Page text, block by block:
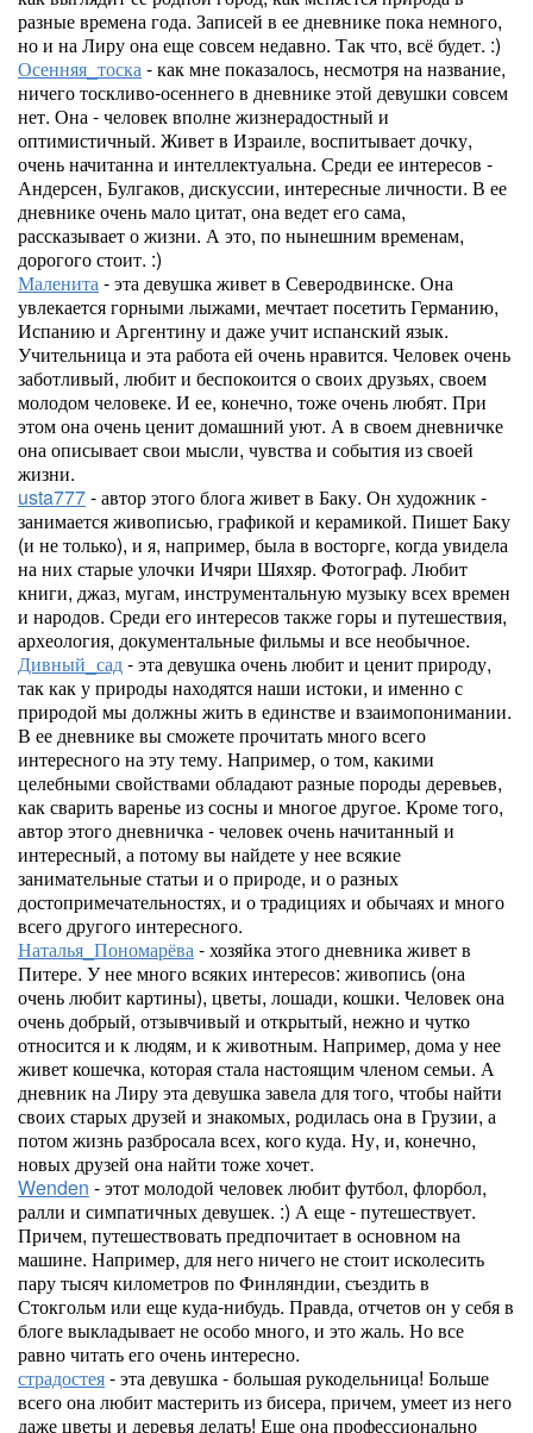
разные времена года. Записей в ее дневнике пока немного,
но и на Лиру она еще совсем недавно. Так что, всё будет. :)
Осенняя_тоска- как мне показалось, несмотря на название,
ничего тоскливо-осеннего в дневнике этой девушки совсем
нет. Она - человек вполне жизнерадостный и
оптимистичный. Живет в Израиле, воспитывает дочку,
очень начитанна и интеллектуальна. Среди ее интересов -
Андерсен, Булгаков, дискуссии, интересные личности. В ее
дневнике очень мало цитат, она ведет его сама,
рассказывает о жизни. А это, по нынешним временам,
дорогого стоит. :)
Маленита- эта девушка живет в Северодвинске. Она
увлекается горными лыжами, мечтает посетить Германию,
Испанию и Аргентину и даже учит испанский язык.
Учительница и эта работа ей очень нравится. Человек очень
заботливый, любит и беспокоится о своих друзьях, своем
молодом человеке. И ее, конечно, тоже очень любят. При
этом она очень ценит домашний уют. А в своем дневничке
она описывает свои мысли, чувства и события из своей
жизни.
usta777- автор этого блога живет в Баку. Он художник -
занимается живописью, графикой и керамикой. Пишет Баку
(и не только), и я, например, была в восторге, когда увидела
на них старые улочки Ичяри Шяхяр. Фотограф. Любит
книги, джаз, мугам, инструментальную музыку всех времен
и народов. Среди его интересов также горы и путешествия,
археология, документальные фильмы и все необычное.
Дивный_сад- эта девушка очень любит и ценит природу,
так как у природы находятся наши истоки, и именно с
природой мы должны жить в единстве и взаимопонимании.
В ее дневнике вы сможете прочитать много всего
интересного на эту тему. Например, о том, какими
целебными свойствами обладают разные породы деревьев,
как сварить варенье из сосны и многое другое. Кроме того,
автор этого дневничка - человек очень начитанный и
интересный, а потому вы найдете у нее всякие
занимательные статьи и о природе, и о разных
достопримечательностях, и о традициях и обычаях и много
всего другого интересного.
Наталья_Пономарёва- хозяйка этого дневника живет в
Питере. У нее много всяких интересов: живопись (она
очень любит картины), цветы, лошади, кошки. Человек она
очень добрый, отзывчивый и открытый, нежно и чутко
относится и к людям, и к животным. Например, дома у нее
живет кошечка, которая стала настоящим членом семьи. А
дневник на Лиру эта девушка завела для того, чтобы найти
своих старых друзей и знакомых, родилась она в Грузии, а
потом жизнь разбросала всех, кого куда. Ну, и, конечно,
новых друзей она найти тоже хочет.
Wenden - этот молодой человек любит футбол, флорбол,
ралли и симпатичных девушек. :) А еще - путешествует.
Причем, путешествовать предпочитает в основном на
машине. Например, для него ничего не стоит исколесить
пару тысяч километров по Финляндии, съездить в
Стокгольм или еще куда-нибудь. Правда, отчетов он у себя в
блоге выкладывает не особо много, и это жаль. Но все
равно читать его очень интересно.
страдостея- эта девушка - большая рукодельница! Больше
всего она любит мастерить из бисера, причем, умеет из него
даже цветы и деревья делать! Еще она профессионально